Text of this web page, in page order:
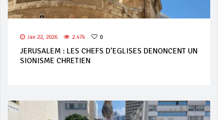
Jan 22, 2026 2.47k 0
JERUSALEM : LES CHEFS D’EGLISES DENONCENT UN
SIONISME CHRETIEN